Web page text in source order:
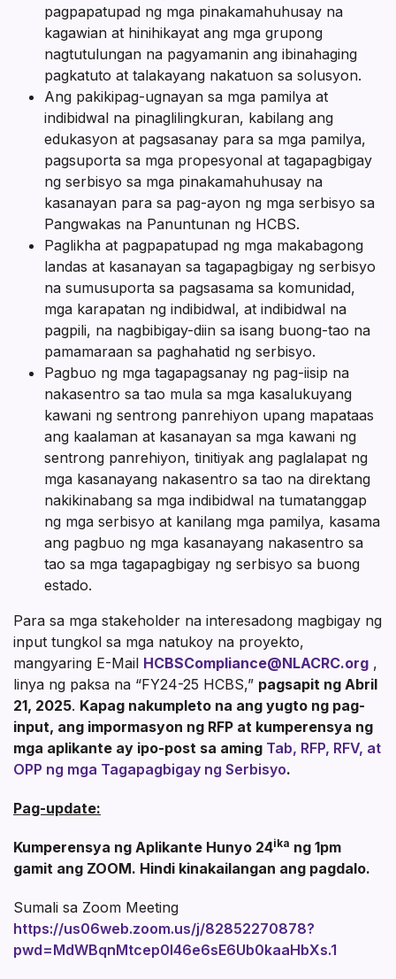
pagpapatupad ng mga pinakamahuhusay na
kagawian at hinihikayat ang mga grupong
nagtutulungan na pagyamanin ang ibinahaging
pagkatuto at talakayang nakatuon sa solusyon.
Ang pakikipag-ugnayan sa mga pamilya at
indibidwal na pinaglilingkuran, kabilang ang
edukasyon at pagsasanay para sa mga pamilya,
pagsuporta sa mga propesyonal at tagapagbigay
ng serbisyo sa mga pinakamahuhusay na
kasanayan para sa pag-ayon ng mga serbisyo sa
Pangwakas na Panuntunan ng HCBS.
Paglikha at pagpapatupad ng mga makabagong
landas at kasanayan sa tagapagbigay ng serbisyo
na sumusuporta sa pagsasama sa komunidad,
mga karapatan ng indibidwal, at indibidwal na
pagpili, na nagbibigay-diin sa isang buong-tao na
pamamaraan sa paghahatid ng serbisyo.
Pagbuo ng mga tagapagsanay ng pag-iisip na
nakasentro sa tao mula sa mga kasalukuyang
kawani ng sentrong panrehiyon upang mapataas
ang kaalaman at kasanayan sa mga kawani ng
sentrong panrehiyon, tinitiyak ang paglalapat ng
mga kasanayang nakasentro sa tao na direktang
nakikinabang sa mga indibidwal na tumatanggap
ng mga serbisyo at kanilang mga pamilya, kasama
ang pagbuo ng mga kasanayang nakasentro sa
tao sa mga tagapagbigay ng serbisyo sa buong
estado.
Para sa mga stakeholder na interesadong magbigay ng
input tungkol sa mga natukoy na proyekto,
mangyaring E-Mail HCBSCompliance@NLACRC.org ,
linya ng paksa na “FY24-25 HCBS,” pagsapit ng Abril
21, 2025. Kapag nakumpleto na ang yugto ng pag-
input, ang impormasyon ng RFP at kumperensya ng
mga aplikante ay ipo-post sa aming Tab, RFP, RFV, at
OPP ng mga Tagapagbigay ng Serbisyo.
Pag-update:
Kumperensya ng Aplikante Hunyo 24ika ng 1pm
gamit ang ZOOM. Hindi kinakailangan ang pagdalo.
Sumali sa Zoom Meeting
https://us06web.zoom.us/j/82852270878?
pwd=MdWBqnMtcep0I46e6sE6Ub0kaaHbXs.1